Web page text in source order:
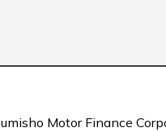
Motor Finance